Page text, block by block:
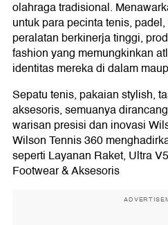
olahraga tradisional.
untuk para pecinta tenis,
peralatan berkinerja tinggi,
fashion yang memungkinkan
identitas mereka di dalam
Sepatu tenis, pakaian stylish,
aksesoris, semuanya
warisan presisi dan inovasi
Wilson Tennis 360
seperti Layanan Raket, Ultra
Footwear & Aksesoris